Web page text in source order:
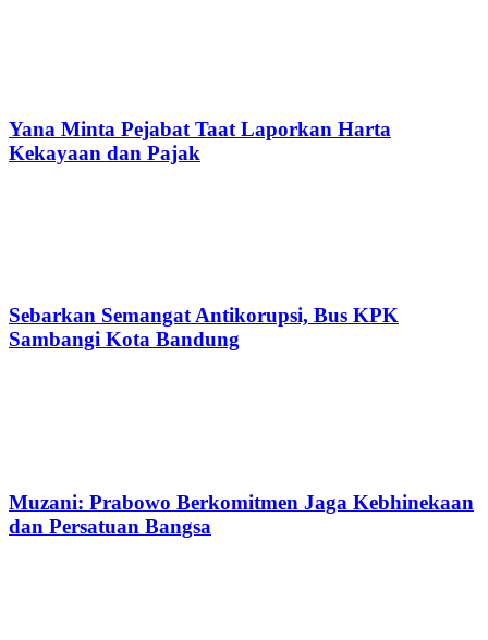
Yana Minta Pejabat Taat Laporkan Harta
Kekayaan dan Pajak
Sebarkan Semangat Antikorupsi, Bus KPK
Sambangi Kota Bandung
Muzani: Prabowo Berkomitmen Jaga Kebhinekaan
dan Persatuan Bangsa